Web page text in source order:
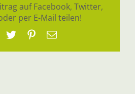
auf Facebook, Twitter,
per E-Mail teilen!
Facebook
TwitterPinterest
E-